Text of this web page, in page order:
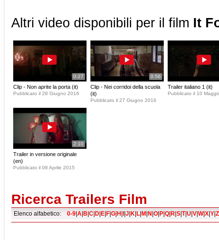
Altri video disponibili per il film It
0:27
Clip - Non aprite la porta (it)
Pubblicato il 28 Giugno 2016
0:56
Clip - Nei corridoi della scuola
(it)
Pubblicato il 27 Giugno 2016
Trailer italiano 1 (it)
Pubblicato il 10
2:10
Trailer in versione originale
(en)
Pubblicato il 08 Aprile 2015
Ricerca Trailers Film
Elenco alfabetico: 0-9|A|B|C|D|E|F|G|H|I|J|K|L|M|N|O|P|Q|R|S|T|U|V|W|X|Y|Z